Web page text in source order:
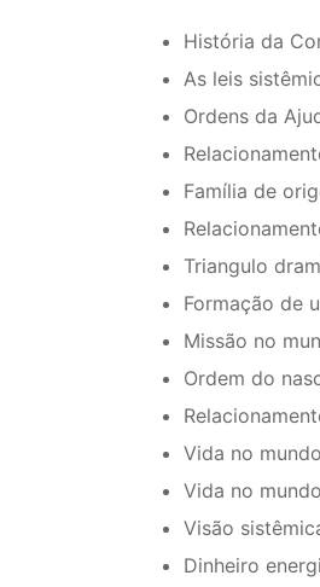
História da
As leis
Ordens da
Família de
Triangulo
Formação de
Missão no
Ordem do
Vida no
Vida no
Visão
Dinheiro